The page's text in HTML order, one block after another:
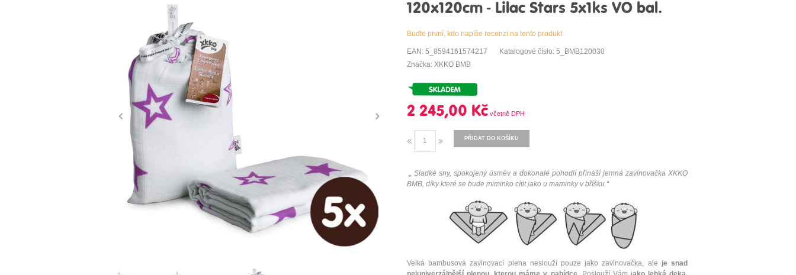
120x120cm - Lilac Stars 5x1ks VO bal.
Buďte první, kdo napíše recenzi na tento produkt
EAN: 5_8594161574217
Katalogové číslo: 5_BMB120030
Značka: XKKO BMB
2 245,00 Kč
PŘIDAT DO KOŠÍKU
„ Sladké sny, spokojený úsměv a dokonalé pohodlí přináší jemná zavinovačka XKKO
BMB, díky které se bude miminko cítit jako u maminky v bříšku.“
Velká bambusová zavinovací plena neslouží pouze jako zavinovačka, ale je snad